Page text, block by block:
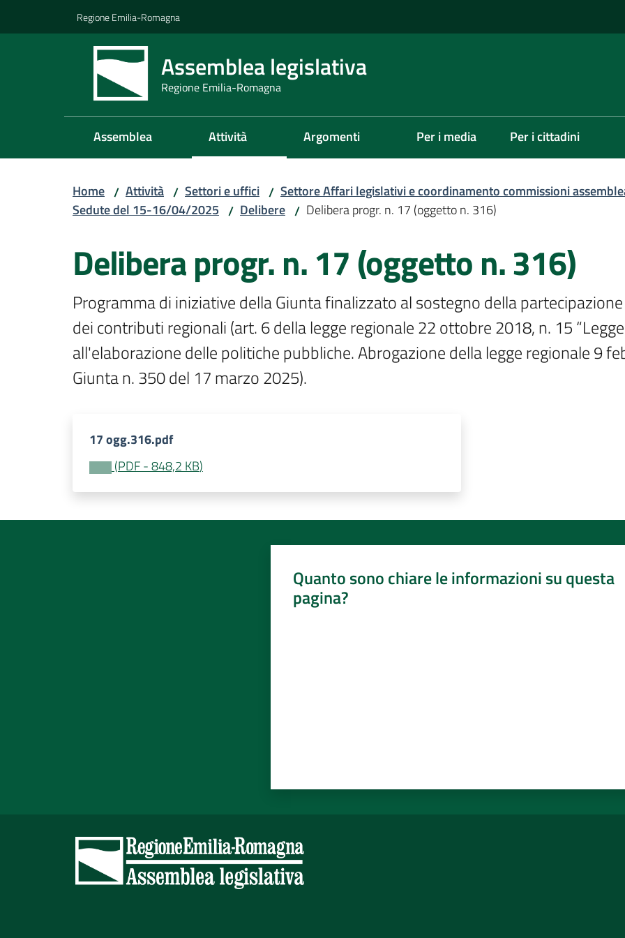
Regione Emilia-Romagna
Assemblea legislativa
Regione Emilia-Romagna
Assemblea Attività Argomenti Per i media Per i cittadini
Home / Attività / Settori e uffici / Settore Affari legislativi e coordinamento commissioni
Sedute del 15-16/04/2025 / Delibere / Delibera progr. n. 17 (oggetto n. 316)
Delibera progr. n. 17 (oggetto n. 316)
Programma di iniziative della Giunta finalizzato al sostegno della
dei contributi regionali (art. 6 della legge regionale 22 ottobre 2018, n. 15
all'elaborazione delle politiche pubbliche. Abrogazione della legge regionale 9
Giunta n. 350 del 17 marzo 2025).
17 ogg.316.pdf
(PDF-848,2 KB)
Quanto sono chiare le informazioni su questa
pagina?